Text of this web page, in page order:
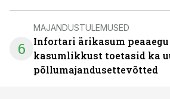
6
MAJANDUSTULEMUSED
Infortari ärikasum
kasumlikkust toetasid ka
põllumajandusettevõtted